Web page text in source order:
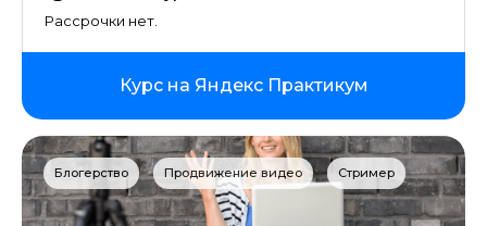
Рассрочки нет.
Курс на Яндекс Практикум
Блогерство Продвижение видео Стример